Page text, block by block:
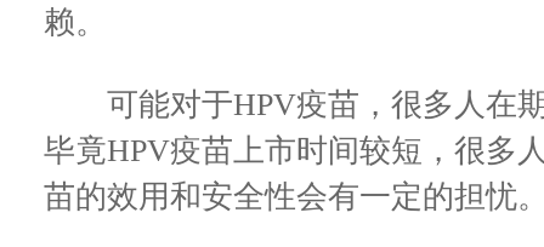
赖。
可能对于HPV疫苗，很多人在
毕竟HPV疫苗上市时间较短，很多
苗的效用和安全性会有一定的担忧